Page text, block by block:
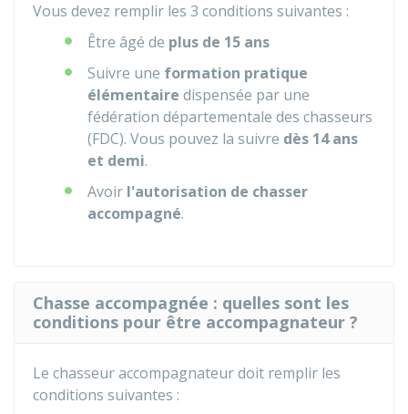
Vous devez remplir les 3 conditions suivantes :
Être âgé de plus de 15 ans
Suivre une formation pratique
élémentaire dispensée par une
fédération départementale des chasseurs
(FDC). Vous pouvez la suivre dès 14 ans
et demi.
Avoir l'autorisation de chasser
accompagné.
Chasse accompagnée : quelles sont les
conditions pour être accompagnateur ?
Le chasseur accompagnateur doit remplir les
conditions suivantes :